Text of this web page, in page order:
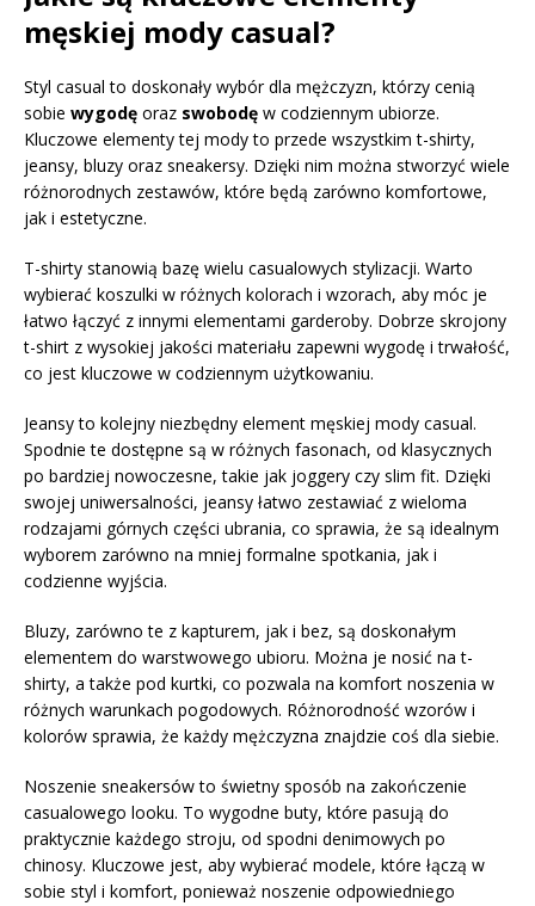
męskiej mody casual?
Styl casual to doskonały wybór dla mężczyzn, którzy cenią
sobie wygodę oraz swobodę w codziennym ubiorze.
Kluczowe elementy tej mody to przede wszystkim t-shirty,
jeansy, bluzy oraz sneakersy. Dzięki nim można stworzyć wiele
różnorodnych zestawów, które będą zarówno komfortowe,
jak i estetyczne.
T-shirty stanowią bazę wielu casualowych stylizacji. Warto
wybierać koszulki w różnych kolorach i wzorach, aby móc je
łatwo łączyć z innymi elementami garderoby. Dobrze skrojony
t-shirt z wysokiej jakości materiału zapewni wygodę i trwałość,
co jest kluczowe w codziennym użytkowaniu.
Jeansy to kolejny niezbędny element męskiej mody casual.
Spodnie te dostępne są w różnych fasonach, od klasycznych
po bardziej nowoczesne, takie jak joggery czy slim fit. Dzięki
swojej uniwersalności, jeansy łatwo zestawiać z wieloma
rodzajami górnych części ubrania, co sprawia, że są idealnym
wyborem zarówno na mniej formalne spotkania, jak i
codzienne wyjścia.
Bluzy, zarówno te z kapturem, jak i bez, są doskonałym
elementem do warstwowego ubioru. Można je nosić na t-
shirty, a także pod kurtki, co pozwala na komfort noszenia w
różnych warunkach pogodowych. Różnorodność wzorów i
kolorów sprawia, że każdy mężczyzna znajdzie coś dla siebie.
Noszenie sneakersów to świetny sposób na zakończenie
casualowego looku. To wygodne buty, które pasują do
praktycznie każdego stroju, od spodni denimowych po
chinosy. Kluczowe jest, aby wybierać modele, które łączą w
sobie styl i komfort, ponieważ noszenie odpowiedniego